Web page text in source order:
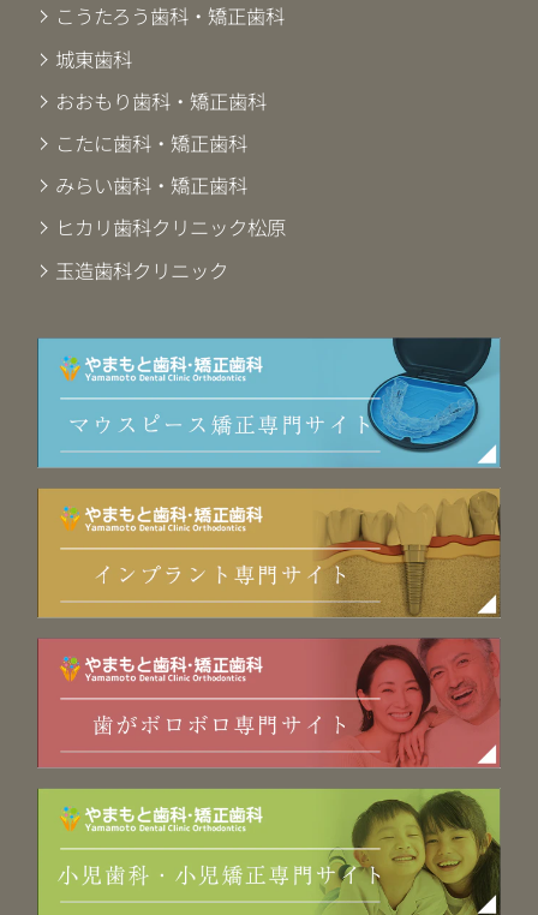
こうたろう歯科・矯正歯科
城東歯科
おおもり歯科・矯正歯科
こたに歯科・矯正歯科
みらい歯科・矯正歯科
ヒカリ歯科クリニック松原
玉造歯科クリニック